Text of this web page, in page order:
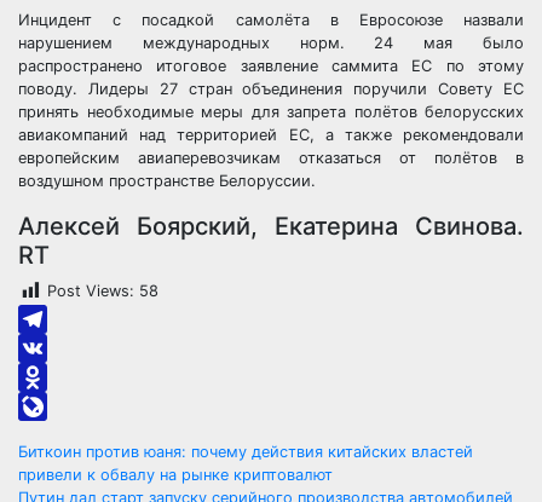
Инцидент с посадкой самолёта в Евросоюзе назвали
нарушением международных норм. 24 мая было
распространено итоговое заявление саммита ЕС по этому
поводу. Лидеры 27 стран объединения поручили Совету ЕС
принять необходимые меры для запрета полётов белорусских
авиакомпаний над территорией ЕС, а также рекомендовали
европейским авиаперевозчикам отказаться от полётов в
воздушном пространстве Белоруссии.
Алексей Боярский, Екатерина Свинова.
RT
Post Views: 58
Telegram
VK
Odnoklassniki
Навигация
Биткоин против юаня: почему действия китайских властей
привели к обвалу на рынке криптовалют
Путин дал старт запуску серийного производства автомобилей